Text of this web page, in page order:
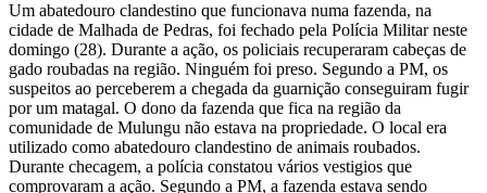
Um abatedouro clandestino que funcionava numa fazenda, na
cidade de Malhada de Pedras, foi fechado pela Polícia Militar neste
domingo (28). Durante a ação, os policiais recuperaram cabeças de
gado roubadas na região. Ninguém foi preso. Segundo a PM, os
suspeitos ao perceberem a chegada da guarnição conseguiram fugir
por um matagal. O dono da fazenda que fica na região da
comunidade de Mulungu não estava na propriedade. O local era
utilizado como abatedouro clandestino de animais roubados.
Durante checagem, a polícia constatou vários vestigios que
comprovaram a ação. Segundo a PM, a fazenda estava sendo